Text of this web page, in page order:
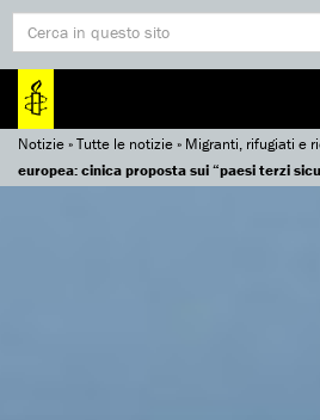
Notizie»Tutte le notizie» Migranti, rifugiati e
europea: cinica proposta sui “paesi terzi